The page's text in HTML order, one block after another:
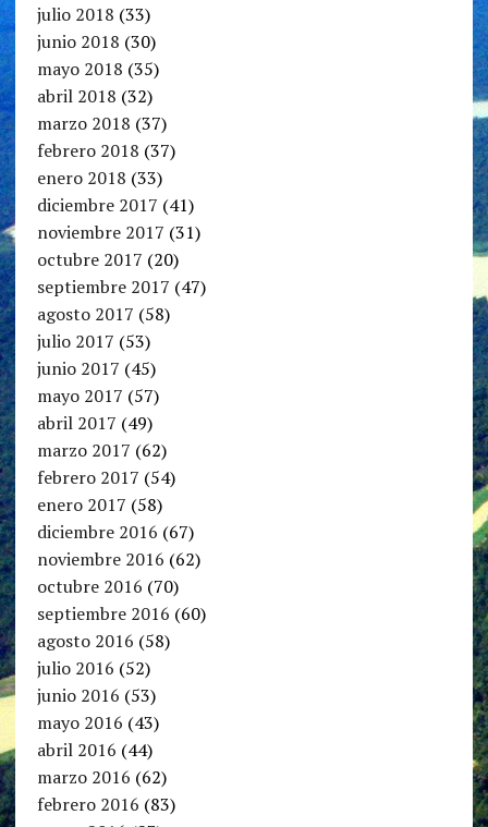
julio 2018 (33)
junio 2018 (30)
mayo 2018 (35)
abril 2018 (32)
marzo 2018 (37)
febrero 2018 (37)
enero 2018 (33)
diciembre 2017 (41)
noviembre 2017 (31)
octubre 2017 (20)
septiembre 2017 (47)
agosto 2017 (58)
julio 2017 (53)
junio 2017 (45)
mayo 2017 (57)
abril 2017 (49)
marzo 2017 (62)
febrero 2017 (54)
enero 2017 (58)
diciembre 2016 (67)
noviembre 2016 (62)
octubre 2016 (70)
septiembre 2016 (60)
agosto 2016 (58)
julio 2016 (52)
junio 2016 (53)
mayo 2016 (43)
abril 2016 (44)
marzo 2016 (62)
febrero 2016 (83)